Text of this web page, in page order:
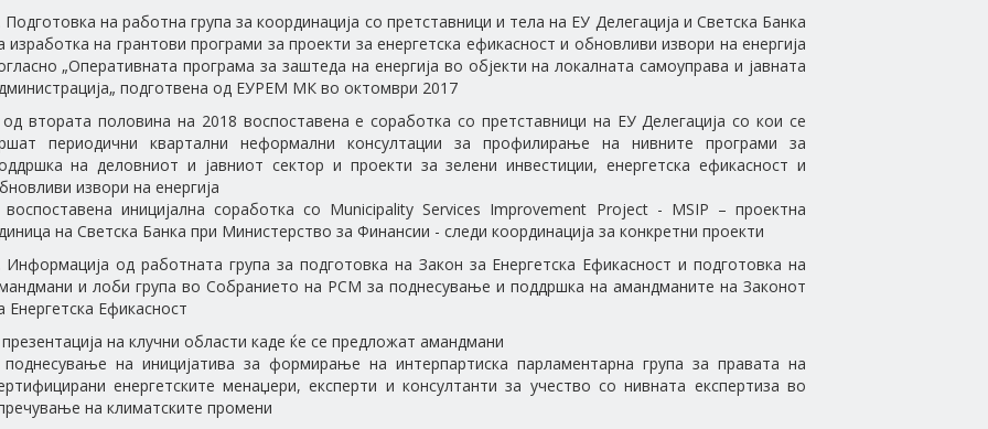
Подготовка на работна група за координација со претставници и тела на ЕУ Делегација и Светска Банка
изработка на грантови програми за проекти за енергетска ефикасност и обновливи извори на енергија
„Оперативната програма за заштеда на енергија во објекти на локалната самоуправа и јавната
подготвена од ЕУРЕМ МК во октомври 2017
од втората половина на 2018 воспоставена е соработка со претставници на ЕУ Делегација со кои се
периодични квартални неформални консултации за профилирање на нивните програми за
на деловниот и јавниот сектор и проекти за зелени инвестиции, енергетска ефикасност и
извори на енергија
воспоставена иницијална соработка со Municipality Services Improvement Project - MSIP – проектна
на Светска Банка при Министерство за Финансии - следи координација за конкретни проекти
Информација од работната група за подготовка на Закон за Енергетска Ефикасност и подготовка на
и лоби група во Собранието на РСМ за поднесување и поддршка на амандманите на Законот
Енергетска Ефикасност
на клучни области каде ќе се предложат амандмани
поднесување на иницијатива за формирање на интерпартиска парламентарна група за правата на
енергетските менаџери, експерти и консултанти за учество со нивната експертиза во
на климатските промени